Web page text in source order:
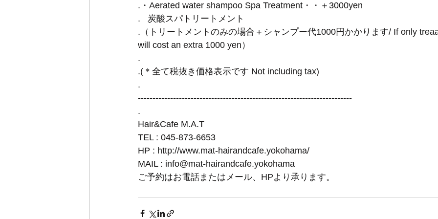
.・Aerated water shampoo Spa Treatment・・＋3000yen
.   炭酸スパトリートメント
.（トリートメントのみの場合＋シャンプー代1000円かかります/ If only
will cost an extra 1000 yen）
.
.(＊全て税抜き価格表示です Not including tax)
.
-------------------------------------------------------------------------
.
Hair&Cafe M.A.T
TEL : 045-873-6653
HP : http://www.mat-hairandcafe.yokohama/
MAIL : info@mat-hairandcafe.yokohama
ご予約はお電話またはメール、HPより承ります。